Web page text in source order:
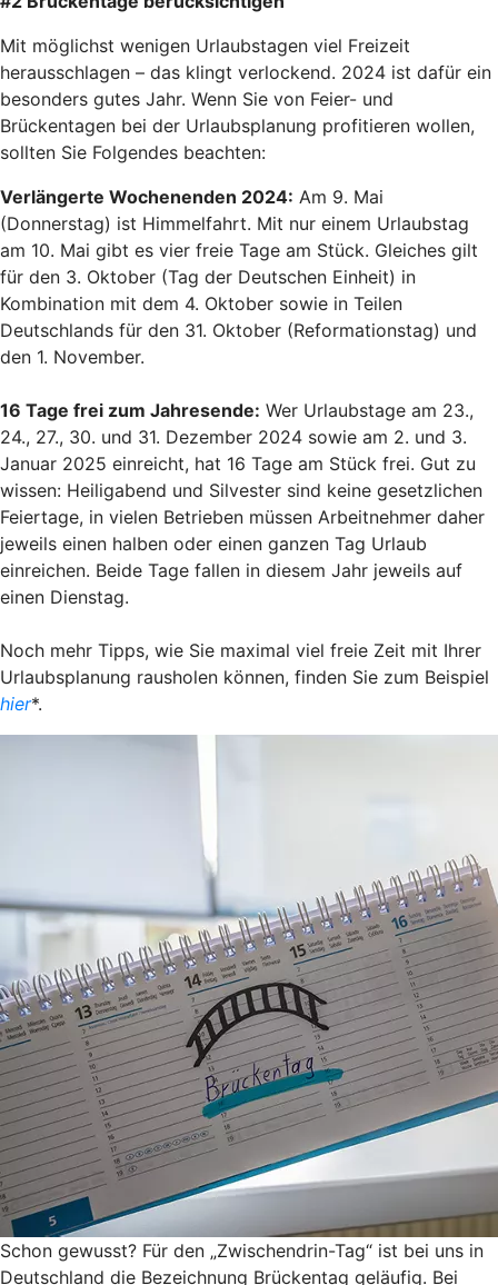
Mit möglichst wenigen Urlaubstagen viel Freizeit
herausschlagen – das klingt verlockend. 2024 ist dafür ein
besonders gutes Jahr. Wenn Sie von Feier- und
Brückentagen bei der Urlaubsplanung profitieren wollen,
sollten Sie Folgendes beachten:
Verlängerte Wochenenden 2024: Am 9. Mai
(Donnerstag) ist Himmelfahrt. Mit nur einem Urlaubstag
am 10. Mai gibt es vier freie Tage am Stück. Gleiches gilt
für den 3. Oktober (Tag der Deutschen Einheit) in
Kombination mit dem 4. Oktober sowie in Teilen
Deutschlands für den 31. Oktober (Reformationstag) und
den 1. November.
16 Tage frei zum Jahresende: Wer Urlaubstage am 23.,
24., 27., 30. und 31. Dezember 2024 sowie am 2. und 3.
Januar 2025 einreicht, hat 16 Tage am Stück frei. Gut zu
wissen: Heiligabend und Silvester sind keine gesetzlichen
Feiertage, in vielen Betrieben müssen Arbeitnehmer daher
jeweils einen halben oder einen ganzen Tag Urlaub
einreichen. Beide Tage fallen in diesem Jahr jeweils auf
einen Dienstag.
Noch mehr Tipps, wie Sie maximal viel freie Zeit mit Ihrer
Urlaubsplanung rausholen können, finden Sie zum Beispiel
hier*.
Schon gewusst? Für den „Zwischendrin-Tag“ ist bei uns in
Deutschland die Bezeichnung Brückentag geläufig. Bei